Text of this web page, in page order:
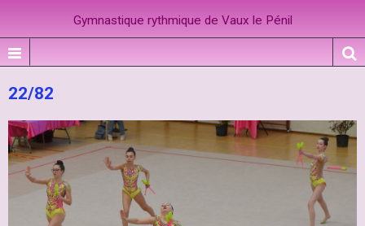
Gymnastique rythmique de Vaux le Pénil
22/82